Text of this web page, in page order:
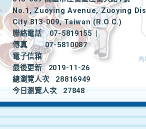
No.1, Zuoying Avenue, Zuoying
City 813-009, Taiwan (R.O.C.)
聯絡電話
07-5819155
|
傳真
07-5810087
電子信箱
最後更新
2019-11-26
總瀏覽人次
28816949
今日瀏覽人次
27848